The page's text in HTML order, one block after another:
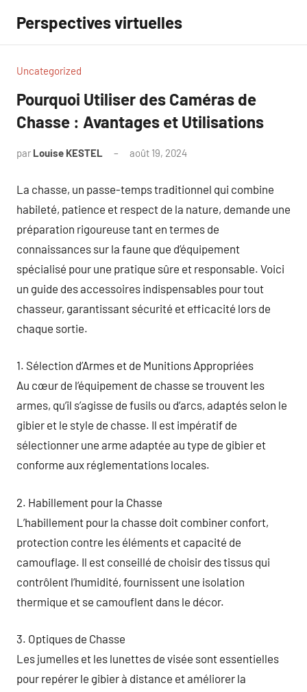
contenu
Perspectives virtuelles
Uncategorized
Pourquoi Utiliser des Caméras de
Chasse : Avantages et Utilisations
par Louise KESTEL août 19, 2024
La chasse, un passe-temps traditionnel qui combine
habileté, patience et respect de la nature, demande une
préparation rigoureuse tant en termes de
connaissances sur la faune que d’équipement
spécialisé pour une pratique sûre et responsable. Voici
un guide des accessoires indispensables pour tout
chasseur, garantissant sécurité et efficacité lors de
chaque sortie.
1. Sélection d’Armes et de Munitions Appropriées
Au cœur de l’équipement de chasse se trouvent les
armes, qu’il s’agisse de fusils ou d’arcs, adaptés selon le
gibier et le style de chasse. Il est impératif de
sélectionner une arme adaptée au type de gibier et
conforme aux réglementations locales.
2. Habillement pour la Chasse
L’habillement pour la chasse doit combiner confort,
protection contre les éléments et capacité de
camouflage. Il est conseillé de choisir des tissus qui
contrôlent l’humidité, fournissent une isolation
thermique et se camouflent dans le décor.
3. Optiques de Chasse
Les jumelles et les lunettes de visée sont essentielles
pour repérer le gibier à distance et améliorer la